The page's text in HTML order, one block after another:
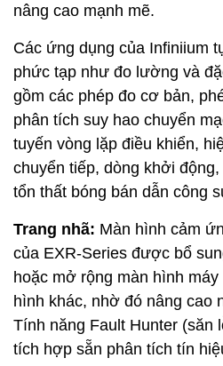
nâng cao mạnh mẽ.
Các ứng dụng của Infiniium
phức tạp như đo lường và
gồm các phép đo cơ bản,
phân tích suy hao chuyển
tuyến vòng lặp điều khiển,
chuyển tiếp, dòng khởi
tổn thất bóng bán dẫn công
Trang nhã: Màn hình cảm
của EXR-Series được bổ
hoặc mở rộng màn hình
hình khác, nhờ đó nâng cao
Tính năng Fault Hunter (săn
tích hợp sẵn phân tích tín